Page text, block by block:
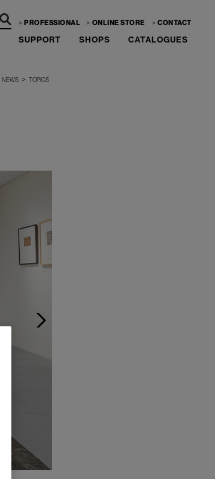
PROFESSIONAL ONLINE STORE CONTACT
SUPPORT SHOPS CATALOGUES
NEWS > TOPICS